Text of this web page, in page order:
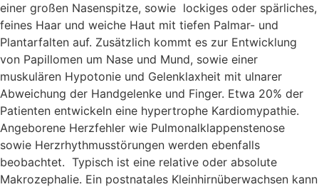
einer großen Nasenspitze, sowie lockiges oder spärliches,
feines Haar und weiche Haut mit tiefen Palmar- und
Plantarfalten auf. Zusätzlich kommt es zur Entwicklung
von Papillomen um Nase und Mund, sowie einer
muskulären Hypotonie und Gelenklaxheit mit ulnarer
Abweichung der Handgelenke und Finger. Etwa 20% der
Patienten entwickeln eine hypertrophe Kardiomypathie.
Angeborene Herzfehler wie Pulmonalklappenstenose
sowie Herzrhythmusstörungen werden ebenfalls
beobachtet. Typisch ist eine relative oder absolute
Makrozephalie. Ein postnatales Kleinhirnüberwachsen kann